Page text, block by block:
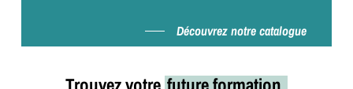
Découvrez notre catalogue